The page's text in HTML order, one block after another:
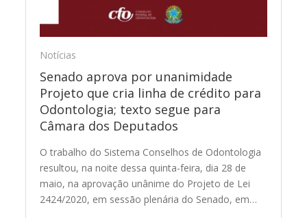
Notícias
Senado aprova por unanimidade
Projeto que cria linha de crédito para
Odontologia; texto segue para
Câmara dos Deputados
O trabalho do Sistema Conselhos de Odontologia
resultou, na noite dessa quinta-feira, dia 28 de
maio, na aprovação unânime do Projeto de Lei
2424/2020, em sessão plenária do Senado, em…